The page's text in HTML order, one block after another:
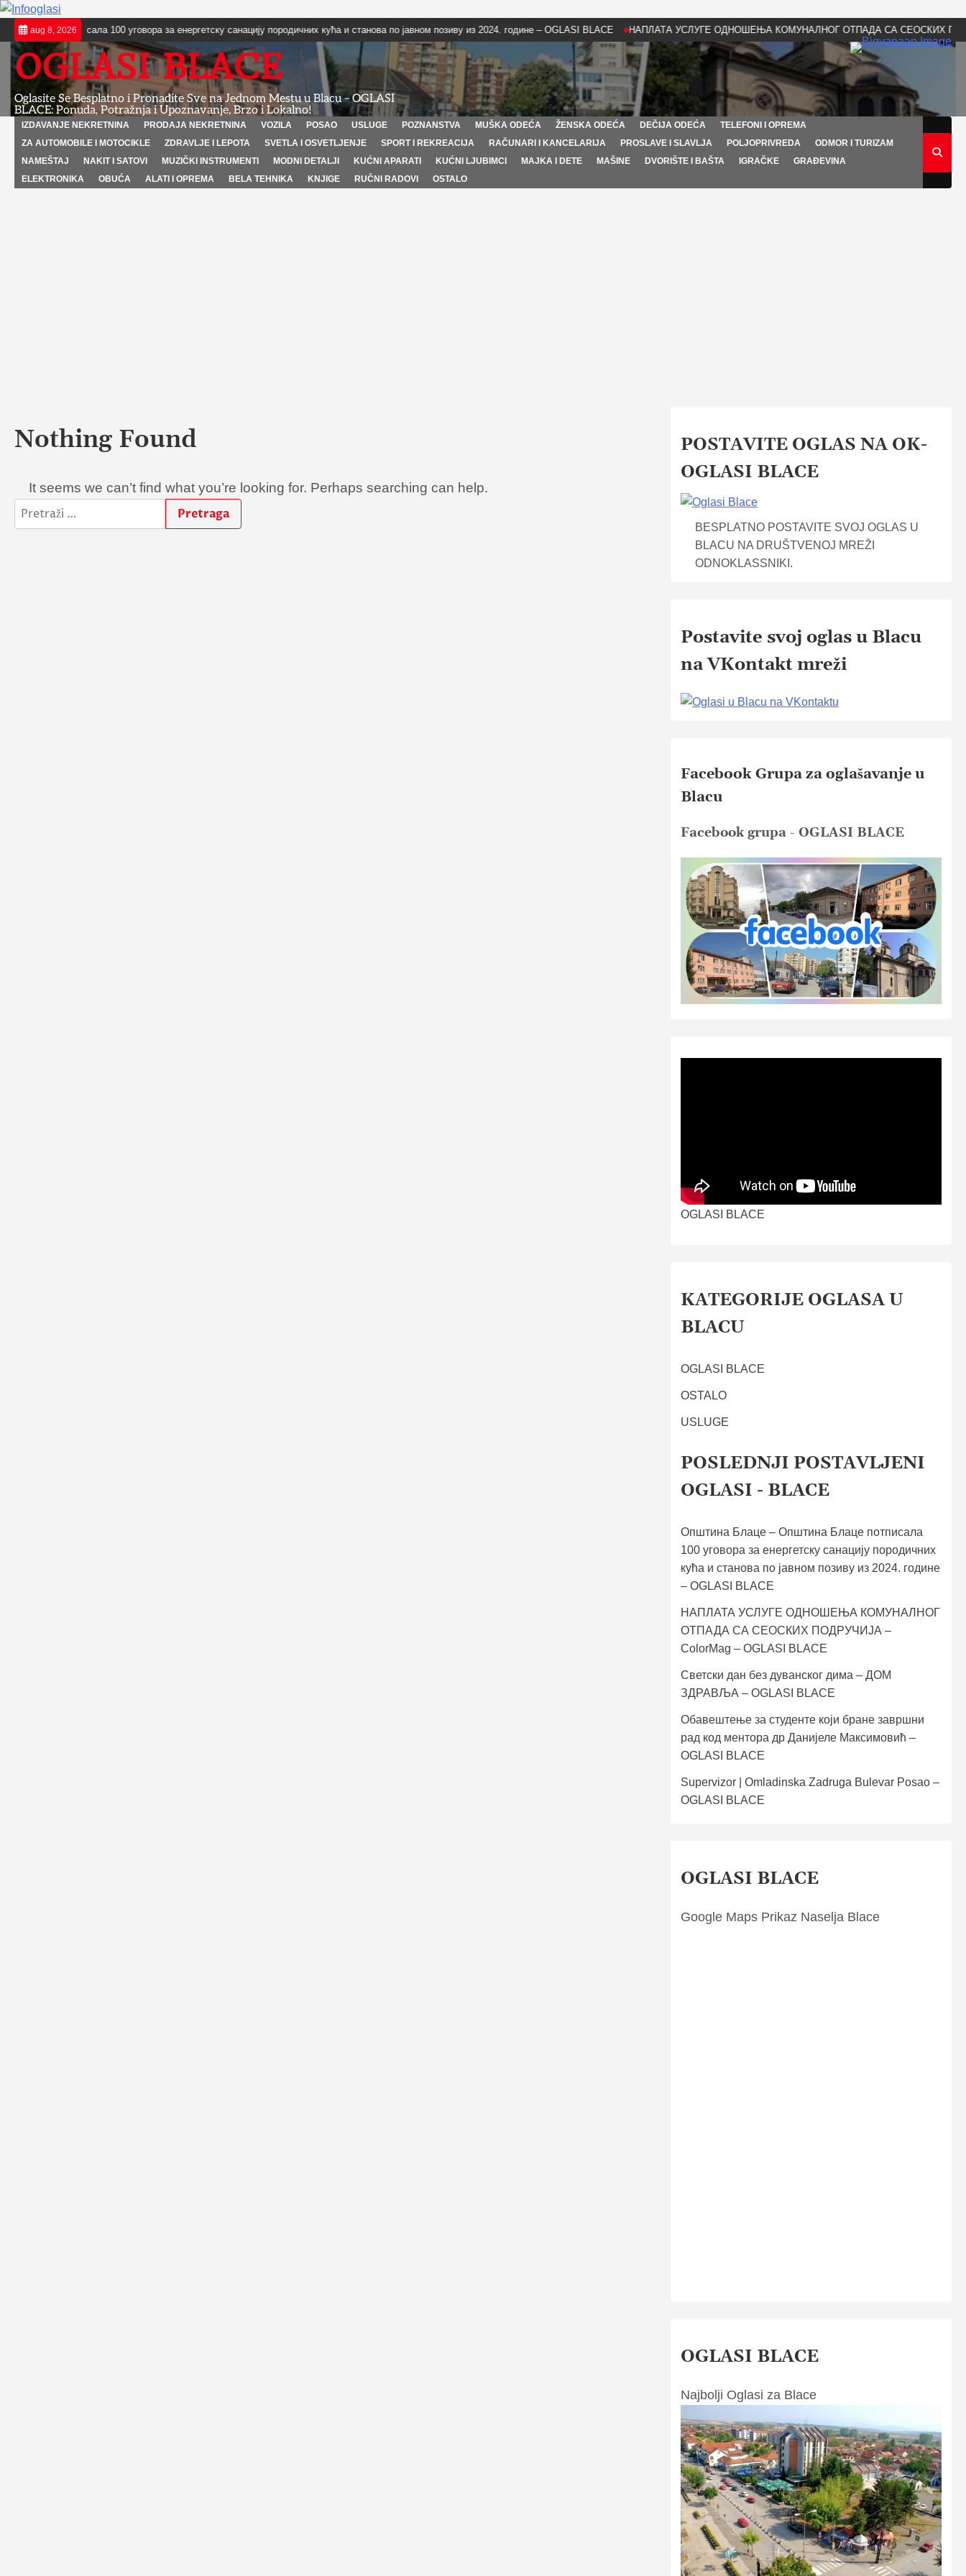
Skip
to
content
aug 8, 2026
потписала 100 уговора за енергетску санацију породичних кућа и станова по јавном позиву из 2024. године – OGLASI BLACE НАПЛАТА УСЛУГЕ ОДНОШЕЊА КОМУНАЛНОГ ОТПАДА СА СЕОСКИХ ПОДРУЧИЈА
OGLASI BLACE
Oglasite Se Besplatno i Pronađite Sve na Jednom Mestu u Blacu – OGLASI
BLACE: Ponuda, Potražnja i Upoznavanje, Brzo i Lokalno!
IZDAVANJE NEKRETNINA PRODAJA NEKRETNINA VOZILA POSAO USLUGE POZNANSTVA MUŠKA ODEĆA ŽENSKA ODEĆA DEČIJA ODEĆA
TELEFONI I OPREMA
ZA AUTOMOBILE I MOTOCIKLE
ZDRAVLJE I LEPOTA SVETLA I OSVETLJENJE SPORT I REKREACIJA RAČUNARI I KANCELARIJA PROSLAVE I SLAVLJA POLJOPRIVREDA
ODMOR I TURIZAM
NAMEŠTAJ
NAKIT I SATOVI MUZIČKI INSTRUMENTI MODNI DETALJI KUĆNI APARATI KUĆNI LJUBIMCI MAJKA I DETE MAŠINE DVORIŠTE I BAŠTA IGRAČKE
GRAĐEVINA
ELEKTRONIKA
OBUĆA ALATI I OPREMA BELA TEHNIKA KNJIGE RUČNI RADOVI OSTALO
Nothing Found
It seems we can’t find what you’re looking for. Perhaps searching can help.
Pretraga:
POSTAVITE OGLAS NA OK-
OGLASI BLACE
BESPLATNO POSTAVITE SVOJ OGLAS U
BLACU NA DRUŠTVENOJ MREŽI
ODNOKLASSNIKI.
Postavite svoj oglas u Blacu
na VKontakt mreži
Facebook Grupa za oglašavanje u
Blacu
Facebook grupa - OGLASI BLACE
OGLASI BLACE
KATEGORIJE OGLASA U
BLACU
OGLASI BLACE
OSTALO
USLUGE
POSLEDNJI POSTAVLJENI
OGLASI - BLACE
Општина Блаце – Општина Блаце потписала
100 уговора за енергетску санацију породичних
кућа и станова по јавном позиву из 2024. године
– OGLASI BLACE
НАПЛАТА УСЛУГЕ ОДНОШЕЊА КОМУНАЛНОГ
ОТПАДА СА СЕОСКИХ ПОДРУЧИЈА –
ColorMag – OGLASI BLACE
Светски дан без дуванског дима – ДОМ
ЗДРАВЉА – OGLASI BLACE
Обавештење за студенте који бране завршни
рад код ментора др Данијеле Максимовић –
OGLASI BLACE
Supervizor | Omladinska Zadruga Bulevar Posao –
OGLASI BLACE
OGLASI BLACE
Google Maps Prikaz Naselja Blace
OGLASI BLACE
Najbolji Oglasi za Blace